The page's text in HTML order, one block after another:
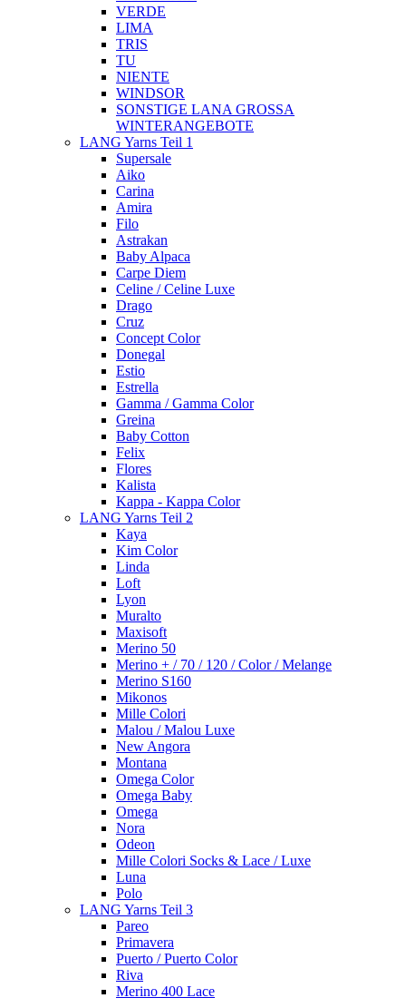
VERDE
LIMA
TRIS
TU
NIENTE
WINDSOR
SONSTIGE LANA GROSSA
WINTERANGEBOTE
LANG Yarns Teil 1
Supersale
Aiko
Carina
Amira
Filo
Astrakan
Baby Alpaca
Carpe Diem
Celine / Celine Luxe
Drago
Cruz
Concept Color
Donegal
Estio
Estrella
Gamma / Gamma Color
Greina
Baby Cotton
Felix
Flores
Kalista
Kappa - Kappa Color
LANG Yarns Teil 2
Kaya
Kim Color
Linda
Loft
Lyon
Muralto
Maxisoft
Merino 50
Merino + / 70 / 120 / Color / Melange
Merino S160
Mikonos
Mille Colori
Malou / Malou Luxe
New Angora
Montana
Omega Color
Omega Baby
Omega
Nora
Odeon
Mille Colori Socks & Lace / Luxe
Luna
Polo
LANG Yarns Teil 3
Pareo
Primavera
Puerto / Puerto Color
Riva
Merino 400 Lace